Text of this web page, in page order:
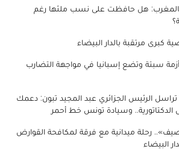
هل حافظت على نسب ملئها رغم
كبرى مرتقبة بالدار البيضاء
سبتة وتضع إسبانيا في مواجهة التضارب
الرئيس الجزائري عبد المجيد تبون: دعمك
وسيادة تونس خط أحمر
رحلة ميدانية مع فرقة لمكافحة القوارض
البيضاء